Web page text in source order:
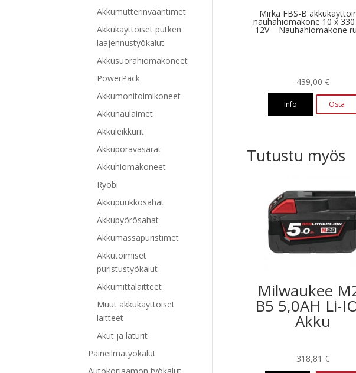
Mirka FBS-B
nauhahiomakone 10 x
12V – Nauhahiomakone
439,00€
Info Osta
Tutustu myös
Milwaukee
B5 5,0AH Li-
Akku
318,81€
Akkumutterinvääntimet
Akkukäyttöiset putken
laajennustyökalut
Akkusuorahiomakoneet
PowerPack
Akkumonitoimikoneet
Akkunaulaimet
Akkuleikkurit
Akkuporavasarat
Akkuhiomakoneet
Ryobi
Akkupuukkosahat
Akkupyörösahat
Akkumassapuristimet
Akkutoimiset
puristustyökalut
Akkumittalaitteet
Muut akkukäyttöiset
laitteet
Akut ja laturit
Paineilmatyökalut